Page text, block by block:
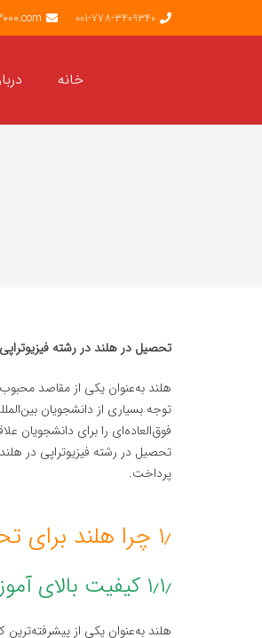
001-778-3409340
خانه
تحصیل در هلند در رشته
هلند به‌عنوان یکی از مقاصد
توجه بسیاری از دانشجویان
فوق‌العاده‌ای را برای دانشجویان
تحصیل در رشته فیزیوتراپی در
پرداخت.
۱٫ چرا هلند برای تحصیل در رشته فیزیوتراپی؟
۱٫۱٫ کیفیت بالای آموزش
هلند به‌عنوان یکی از